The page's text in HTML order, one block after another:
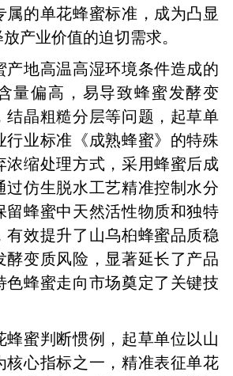
属的单花蜂蜜标准，成为凸显
产业价值的迫切需求。
产地高温高湿环境条件造成的
量偏高，易导致蜂蜜发酵变
结晶粗糙分层等问题，起草单
行业标准《成熟蜂蜜》的特殊
浓缩处理方式，采用蜂蜜后成
过仿生脱水工艺精准控制水分
留蜂蜜中天然活性物质和独特
有效提升了山乌桕蜂蜜品质稳
酵变质风险，显著延长了产品
色蜂蜜走向市场奠定了关键技
蜂蜜判断惯例，起草单位以山
核心指标之一，精准表征单花